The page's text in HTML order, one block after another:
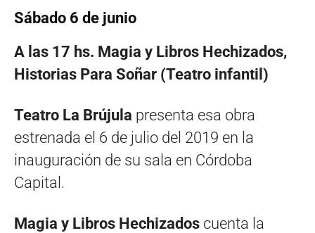
Sábado 6 de junio
A las 17 hs. Magia y Libros Hechizados,
Historias Para Soñar (Teatro infantil)
Teatro La Brújula presenta esa obra
estrenada el 6 de julio del 2019 en la
inauguración de su sala en Córdoba
Capital.
Magia y Libros Hechizados cuenta la